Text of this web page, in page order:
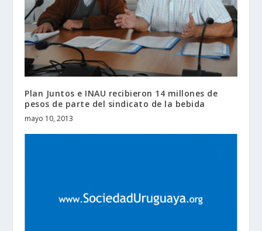
Plan Juntos e INAU recibieron 14 millones de
pesos de parte del sindicato de la bebida
mayo 10, 2013